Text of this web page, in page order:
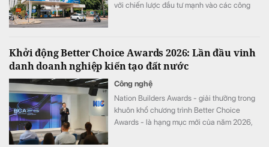
với chiến lược đầu tư mạnh vào các công
Khởi động Better Choice Awards 2026: Lần đầu vinh
danh doanh nghiệp kiến tạo đất nước
Công nghệ
Nation Builders Awards - giải thưởng trong
khuôn khổ chương trình Better Choice
Awards - là hạng mục mới của năm 2026,